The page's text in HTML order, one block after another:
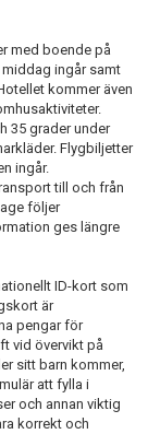
med boende på
ingår samt
kommer även
35 grader under
Flygbiljetter
ingår.
till och från
följer
ges längre
ID-kort som
är
pengar för
vid övervikt på
sitt barn kommer,
att fylla i
och annan viktig
korrekt och